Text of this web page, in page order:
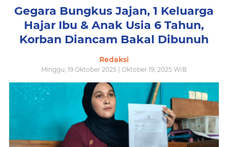
Gegara Bungkus Jajan, 1 Keluarga
Hajar Ibu & Anak Usia 6 Tahun,
Korban Diancam Bakal Dibunuh
Redaksi
Minggu, 19 Oktober 2025 | Oktober 19, 2025 WIB